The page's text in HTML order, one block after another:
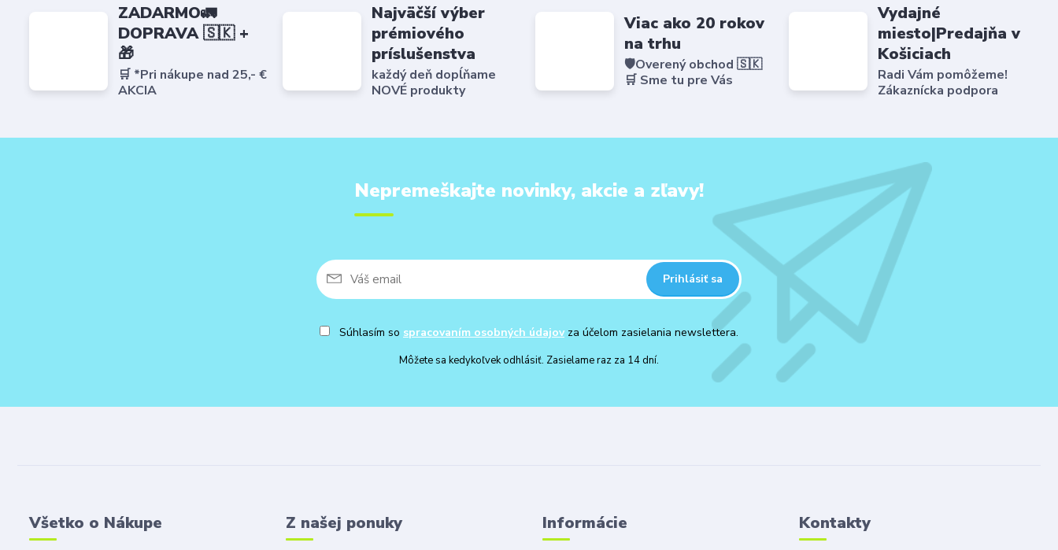
ZADARMO🚛
DOPRAVA 🇸🇰 +
🎁
🛒 *Pri nákupe nad 25,- €
AKCIA
Najväčší výber
prémiového
príslušenstva
každý deň dopĺňame
NOVÉ produkty
Viac ako 20 rokov
na trhu
🛡️Overený obchod 🇸🇰
🛒 Sme tu pre Vás
Vydajné
miesto|Predajňa v
Košiciach
Radi Vám pomôžeme!
Zákaznícka podpora
Nepremeškajte novinky, akcie a zľavy!
Prihlásiť sa
Súhlasím so spracovaním osobných údajovza účelom zasielania newslettera.
Môžete sa kedykoľvek odhlásiť. Zasielame raz za 14 dní.
Všetko o Nákupe Z našej ponuky Informácie Kontakty